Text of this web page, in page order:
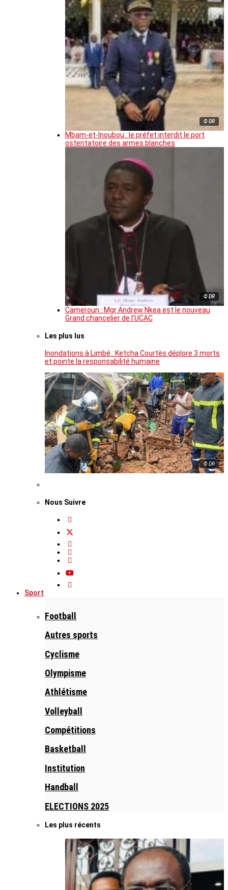
© DR
Mbam-et-Inoubou : le préfet interdit le port
ostentatoire des armes blanches
© DR
Cameroun : Mgr Andrew Nkea est le nouveau
Grand chancelier de l’UCAC
Les plus lus
Inondations à Limbé : Ketcha Courtès déplore 3 morts
et pointe la responsabilité humaine
© DR
Nous Suivre
Sport
Football
Autres sports
Cyclisme
Olympisme
Athlétisme
Volleyball
Compétitions
Basketball
Institution
Handball
ELECTIONS 2025
Les plus récents